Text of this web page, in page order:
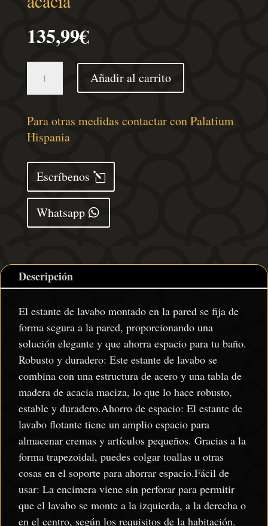
135,99€
de
pared
y
madera
maciza
acacia
Añadir al carrito
Para otras medidas contactar con Palatium
Hispania
Escríbenos
Whatsapp
Descripción
El estante de lavabo montado en la pared se fija de
forma segura a la pared, proporcionando una
solución elegante y que ahorra espacio para tu baño.
Robusto y duradero: Este estante de lavabo se
combina con una estructura de acero y una tabla de
madera de acacia maciza, lo que lo hace robusto,
estable y duradero.Ahorro de espacio: El estante de
lavabo flotante tiene un amplio espacio para
almacenar cremas y artículos pequeños. Gracias a la
forma trapezoidal, puedes colgar toallas u otras
cosas en el soporte para ahorrar espacio.Fácil de
usar: La encimera viene sin perforar para permitir
que el lavabo se monte a la izquierda, a la derecha o
en el centro, según los requisitos de la habitación.